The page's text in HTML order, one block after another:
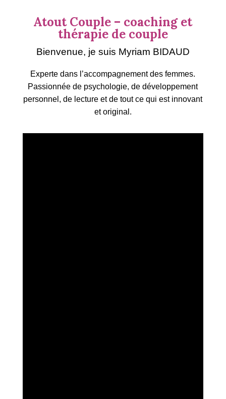
Atout Couple – coaching et
thérapie de couple
Bienvenue, je suis Myriam BIDAUD
Experte dans l’accompagnement des femmes.
Passionnée de psychologie, de développement
personnel, de lecture et de tout ce qui est innovant
et original.